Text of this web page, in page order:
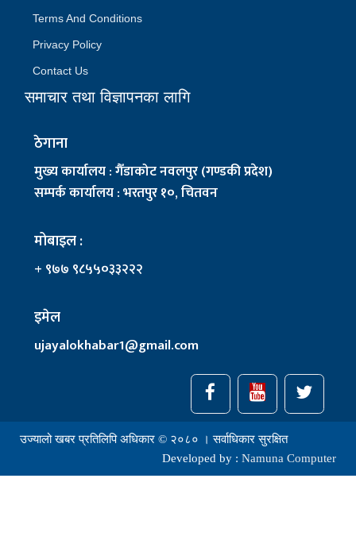
Terms And Conditions
Privacy Policy
Contact Us
समाचार तथा विज्ञापनका लागि
ठेगाना
मुख्य कार्यालय : गैँडाकोट नवलपुर (गण्डकी प्रदेश)
सम्पर्क कार्यालय : भरतपुर १०, चितवन
मोबाइल :
+ ९७७ ९८५५०३३२२२
इमेल
ujayalokhabar1@gmail.com
उज्यालो खबर प्रतिलिपि अधिकार © २०८० । सर्वाधिकार सुरक्षित
Developed by : Namuna Computer